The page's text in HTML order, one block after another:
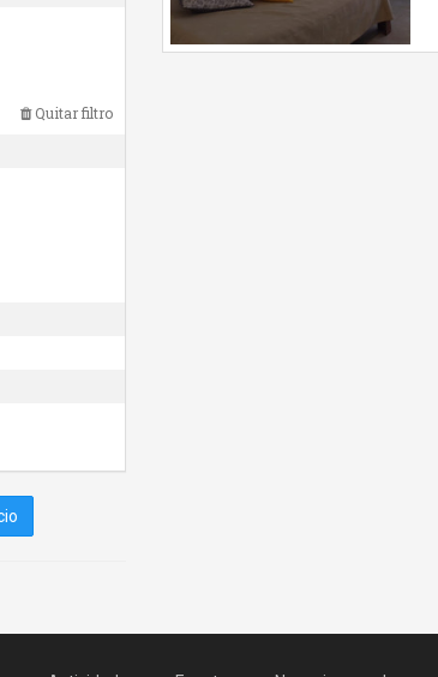
Quitar filtro